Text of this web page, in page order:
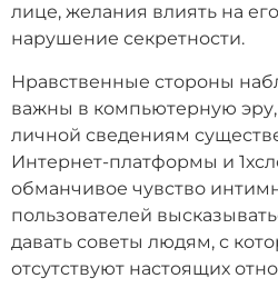
лице, желания влиять на
нарушение секретности.
Нравственные стороны
важны в компьютерную эру,
личной сведениям
Интернет-платформы и
обманчивое чувство
пользователей
давать советы людям, с
отсутствуют настоящих